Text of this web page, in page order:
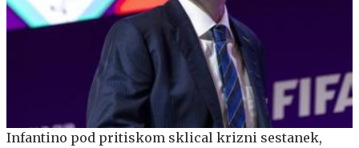
Infantino pod pritiskom sklical krizni sestanek,